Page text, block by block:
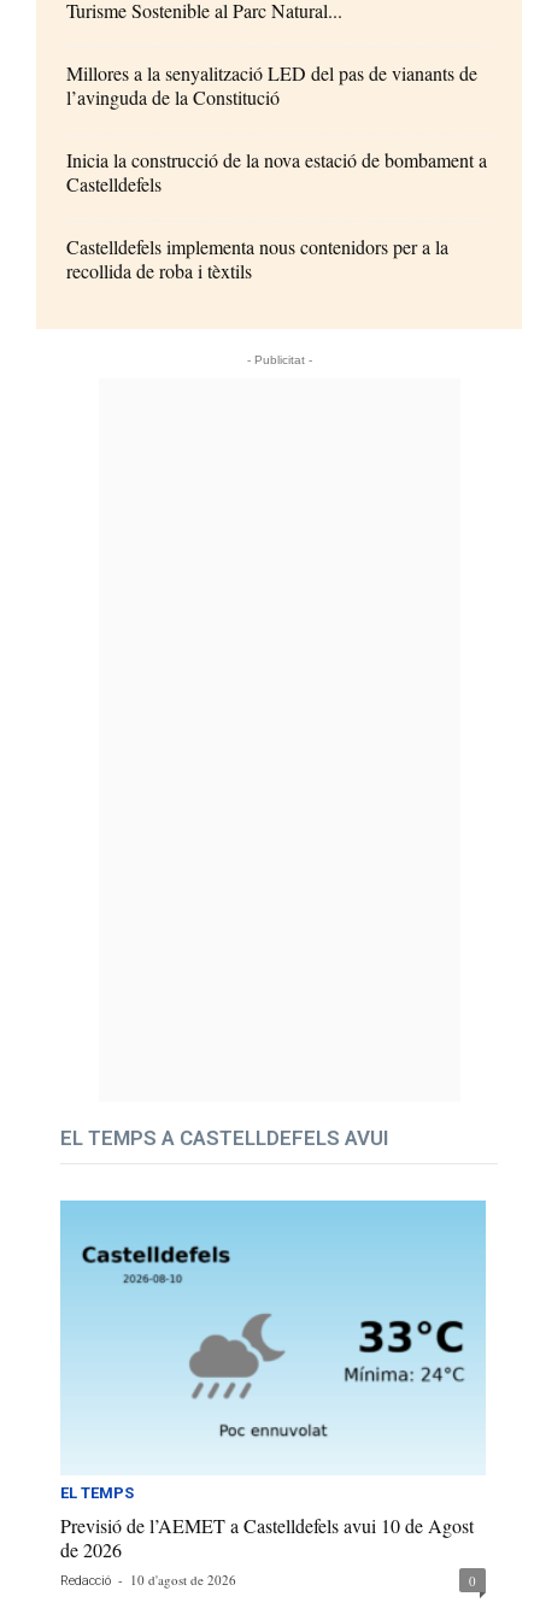
Turisme Sostenible al Parc Natural...
Millores a la senyalització LED del pas de vianants de
l’avinguda de la Constitució
Inicia la construcció de la nova estació de bombament a
Castelldefels
Castelldefels implementa nous contenidors per a la
recollida de roba i tèxtils
- Publicitat -
EL TEMPS A CASTELLDEFELS AVUI
EL TEMPS
Previsió de l’AEMET a Castelldefels avui 10 de Agost
de 2026
Redacció - 10 d'agost de 2026 0